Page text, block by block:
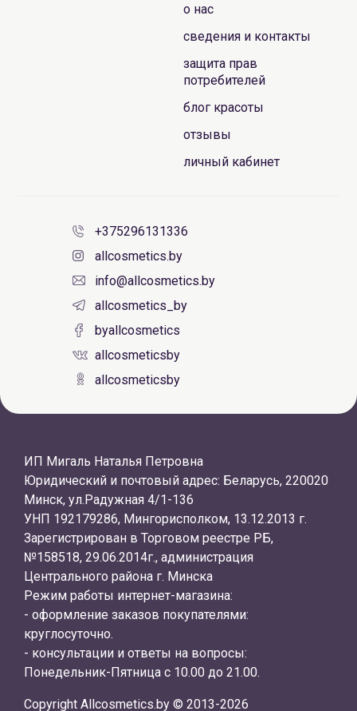
о нас
сведения и контакты
защита прав
потребителей
блог красоты
отзывы
личный кабинет
+375296131336
allcosmetics.by
info@allcosmetics.by
allcosmetics_by
byallcosmetics
allcosmeticsby
allcosmeticsby
ИП Мигаль Наталья Петровна
Юридический и почтовый адрес: Беларусь, 220020
Минск, ул.Радужная 4/1-136
УНП 192179286, Мингорисполком, 13.12.2013 г.
Зарегистрирован в Торговом реестре РБ,
№158518, 29.06.2014г., администрация
Центрального района г. Минска
Режим работы интернет-магазина:
- оформление заказов покупателями:
круглосуточно.
- консультации и ответы на вопросы:
Понедельник-Пятница с 10.00 до 21.00.
Copyright Allcosmetics.by © 2013-2026